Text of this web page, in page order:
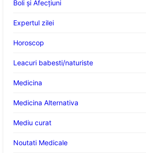
Boli și Afecțiuni
Expertul zilei
Horoscop
Leacuri babesti/naturiste
Medicina
Medicina Alternativa
Mediu curat
Noutati Medicale